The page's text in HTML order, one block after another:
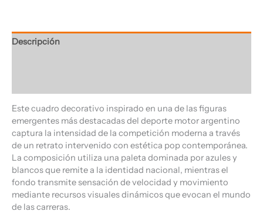
Descripción
Este cuadro decorativo inspirado en una de las figuras
emergentes más destacadas del deporte motor argentino
captura la intensidad de la competición moderna a través
de un retrato intervenido con estética pop contemporánea.
La composición utiliza una paleta dominada por azules y
blancos que remite a la identidad nacional, mientras el
fondo transmite sensación de velocidad y movimiento
mediante recursos visuales dinámicos que evocan el mundo
de las carreras.